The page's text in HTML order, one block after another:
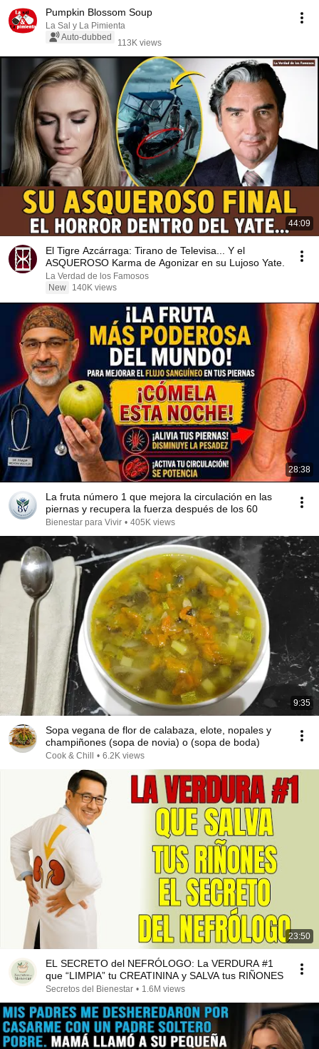
Pumpkin Blossom Soup
La Sal y La Pimienta
Auto-dubbed
113K views
44:09
El Tigre Azcárraga: Tirano de Televisa... Y el
ASQUEROSO Karma de Agonizar en su Lujoso Yate.
La Verdad de los Famosos
New
140K views
28:38
La fruta número 1 que mejora la circulación en las
piernas y recupera la fuerza después de los 60
Bienestar para Vivir • 405K views
9:35
Sopa vegana de flor de calabaza, elote, nopales y
champiñones (sopa de novia) o (sopa de boda)
Cook & Chill • 6.2K views
23:50
EL SECRETO del NEFRÓLOGO: La VERDURA #1
que “LIMPIA” tu CREATININA y SALVA tus RIÑONES
Secretos del Bienestar • 1.6M views